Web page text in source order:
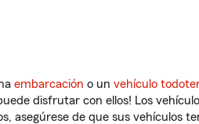
embarcación o un vehículo
disfrutar con ellos! Los
asegúrese de que sus vehículos